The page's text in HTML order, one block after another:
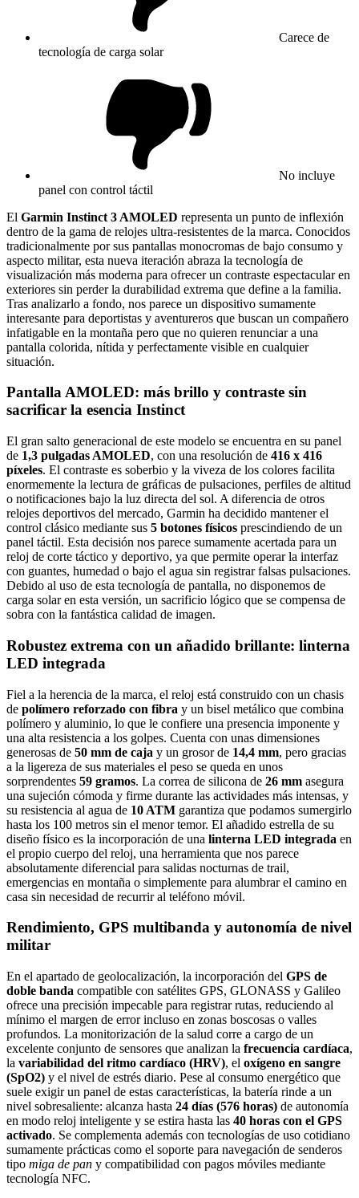
Carece de
tecnología de carga solar
No incluye
panel con control táctil
El Garmin Instinct 3 AMOLED representa un punto de inflexión
dentro de la gama de relojes ultra-resistentes de la marca. Conocidos
tradicionalmente por sus pantallas monocromas de bajo consumo y
aspecto militar, esta nueva iteración abraza la tecnología de
visualización más moderna para ofrecer un contraste espectacular en
exteriores sin perder la durabilidad extrema que define a la familia.
Tras analizarlo a fondo, nos parece un dispositivo sumamente
interesante para deportistas y aventureros que buscan un compañero
infatigable en la montaña pero que no quieren renunciar a una
pantalla colorida, nítida y perfectamente visible en cualquier
situación.
Pantalla AMOLED: más brillo y contraste sin
sacrificar la esencia Instinct
El gran salto generacional de este modelo se encuentra en su panel
de 1,3 pulgadas AMOLED, con una resolución de 416 x 416
píxeles. El contraste es soberbio y la viveza de los colores facilita
enormemente la lectura de gráficas de pulsaciones, perfiles de altitud
o notificaciones bajo la luz directa del sol. A diferencia de otros
relojes deportivos del mercado, Garmin ha decidido mantener el
control clásico mediante sus 5 botones físicos prescindiendo de un
panel táctil. Esta decisión nos parece sumamente acertada para un
reloj de corte táctico y deportivo, ya que permite operar la interfaz
con guantes, humedad o bajo el agua sin registrar falsas pulsaciones.
Debido al uso de esta tecnología de pantalla, no disponemos de
carga solar en esta versión, un sacrificio lógico que se compensa de
sobra con la fantástica calidad de imagen.
Robustez extrema con un añadido brillante: linterna
LED integrada
Fiel a la herencia de la marca, el reloj está construido con un chasis
de polímero reforzado con fibra y un bisel metálico que combina
polímero y aluminio, lo que le confiere una presencia imponente y
una alta resistencia a los golpes. Cuenta con unas dimensiones
generosas de 50 mm de caja y un grosor de 14,4 mm, pero gracias
a la ligereza de sus materiales el peso se queda en unos
sorprendentes 59 gramos. La correa de silicona de 26 mm asegura
una sujeción cómoda y firme durante las actividades más intensas, y
su resistencia al agua de 10 ATM garantiza que podamos sumergirlo
hasta los 100 metros sin el menor temor. El añadido estrella de su
diseño físico es la incorporación de una linterna LED integrada en
el propio cuerpo del reloj, una herramienta que nos parece
absolutamente diferencial para salidas nocturnas de trail,
emergencias en montaña o simplemente para alumbrar el camino en
casa sin necesidad de recurrir al teléfono móvil.
Rendimiento, GPS multibanda y autonomía de nivel
militar
En el apartado de geolocalización, la incorporación del GPS de
doble banda compatible con satélites GPS, GLONASS y Galileo
ofrece una precisión impecable para registrar rutas, reduciendo al
mínimo el margen de error incluso en zonas boscosas o valles
profundos. La monitorización de la salud corre a cargo de un
excelente conjunto de sensores que analizan la frecuencia cardíaca,
la variabilidad del ritmo cardíaco (HRV), el oxígeno en sangre
(SpO2) y el nivel de estrés diario. Pese al consumo energético que
suele exigir un panel de estas características, la batería rinde a un
nivel sobresaliente: alcanza hasta 24 días (576 horas) de autonomía
en modo reloj inteligente y se estira hasta las 40 horas con el GPS
activado. Se complementa además con tecnologías de uso cotidiano
sumamente prácticas como el soporte para navegación de senderos
tipo miga de pan y compatibilidad con pagos móviles mediante
tecnología NFC.